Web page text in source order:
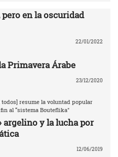
en la oscuridad
22/01/2022
Primavera Árabe
23/12/2020
todos] resume la voluntad popular
al “sistema Bouteflika"
argelino y la lucha por
12/06/2019